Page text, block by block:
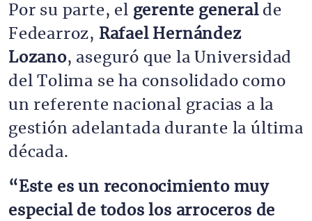
Por su parte, el gerente generalde
Fedearroz, Rafael Hernández
Lozano, aseguró que la Universidad
del Tolima se ha consolidado como
un referente nacional gracias a la
gestión adelantada durante la última
década.
“Este es un reconocimiento muy
especial de todos los arroceros de